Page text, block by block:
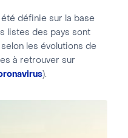
définie sur la base
listes des pays sont
les évolutions de
à retrouver sur
).